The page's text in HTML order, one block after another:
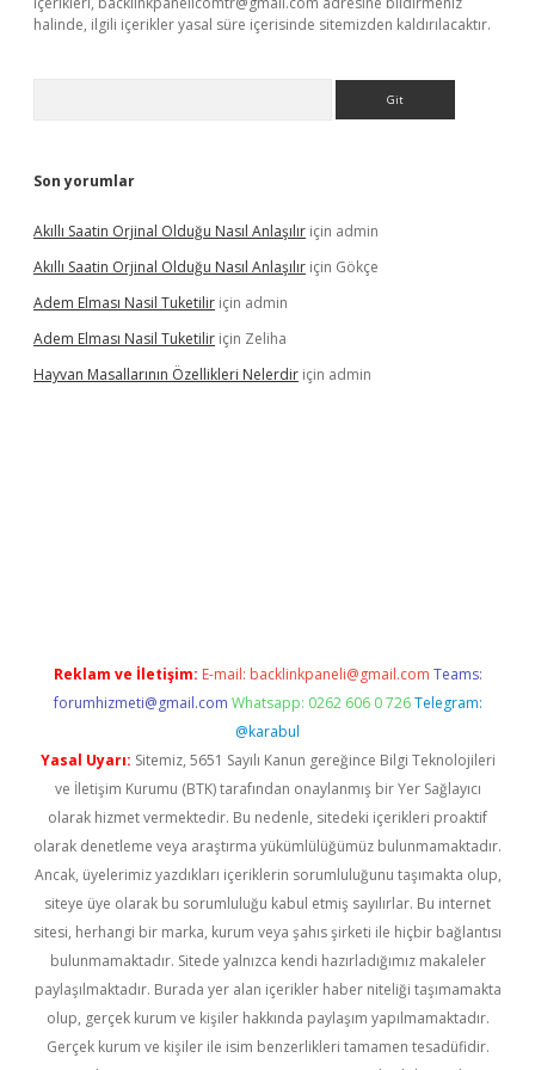
halinde, ilgili içerikler yasal süre içerisinde sitemizden kaldırılacaktır.
Son yorumlar
Akıllı Saatin Orjinal Olduğu Nasıl Anlaşılır için admin
Akıllı Saatin Orjinal Olduğu Nasıl Anlaşılır için Gökçe
Adem Elması Nasil Tuketilir için admin
Adem Elması Nasil Tuketilir için Zeliha
Hayvan Masallarının Özellikleri Nelerdir için admin
Reklam ve İletişim: E-mail: backlinkpaneli@gmail.com Teams:
forumhizmeti@gmail.com Whatsapp: 0262 606 0 726 Telegram:
@karabul
Yasal Uyarı: Sitemiz, 5651 Sayılı Kanun gereğince Bilgi Teknolojileri
ve İletişim Kurumu (BTK) tarafından onaylanmış bir Yer Sağlayıcı
olarak hizmet vermektedir. Bu nedenle, sitedeki içerikleri proaktif
olarak denetleme veya araştırma yükümlülüğümüz bulunmamaktadır.
Ancak, üyelerimiz yazdıkları içeriklerin sorumluluğunu taşımakta olup,
siteye üye olarak bu sorumluluğu kabul etmiş sayılırlar. Bu internet
sitesi, herhangi bir marka, kurum veya şahıs şirketi ile hiçbir bağlantısı
bulunmamaktadır. Sitede yalnızca kendi hazırladığımız makaleler
paylaşılmaktadır. Burada yer alan içerikler haber niteliği taşımamakta
olup, gerçek kurum ve kişiler hakkında paylaşım yapılmamaktadır.
Gerçek kurum ve kişiler ile isim benzerlikleri tamamen tesadüfidir.